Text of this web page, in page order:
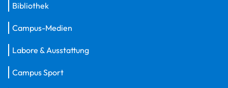
Bibliothek
Campus-Medien
Labore & Ausstattung
Campus Sport